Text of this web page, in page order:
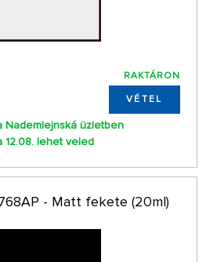
RAKTÁRON
VÉTEL
Nademlejnská üzletben
12.08. lehet veled
- Matt fekete (20ml)